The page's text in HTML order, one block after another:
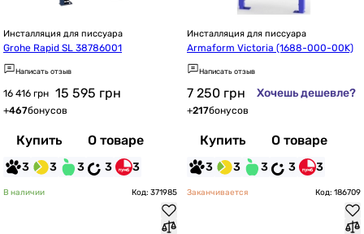
Инсталляция для писсуара
Grohe Rapid SL 38786001
Написать отзыв
16 416 грн 15 595 грн
+467бонусов
Купить О товаре
3 3 3 3 3
Инсталляция для писсуара
Armaform Victoria (1688-000-00K)
Написать отзыв
7 250 грн Хочешь дешевле?
+217бонусов
Купить О товаре
3 3 3 3 3
В наличии Код: 371985 Заканчивается Код: 186709